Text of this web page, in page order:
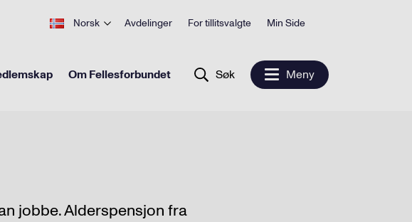
Norsk Avdelinger For tillitsvalgte Min Side
Om Fellesforbundet Søk Meny
jobbe. Alderspensjon fra